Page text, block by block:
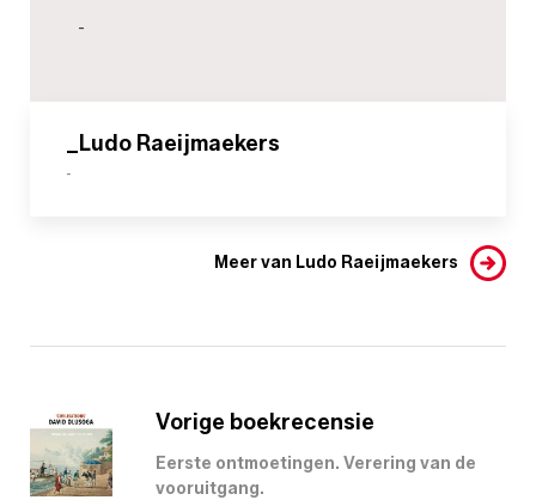
-
_Ludo Raeijmaekers
-
Meer van Ludo Raeijmaekers
Vorige boekrecensie
Eerste ontmoetingen. Verering van de
vooruitgang.